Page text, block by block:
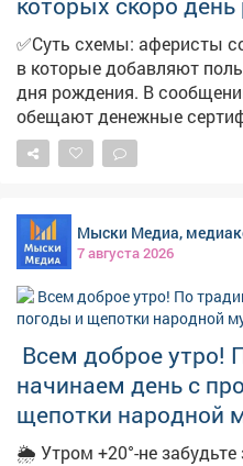
✅Суть схемы: аферисты
в которые добавляют
дня рождения. В
обещают денежные
технику и туристические
праздника. Мошенники торопят, якобы акция
перейти по ссылке. ➡️ ❗️Будьте бдительны и
предупредите близких!
она может быть
потерять деньги и
персональные данные.
маркетплейсы
ресурсах.
Мыски Медиа,
7 августа 2026
Всем доброе утро!
начинаем день с
щепотки народной
🌦 Утром +20°-не